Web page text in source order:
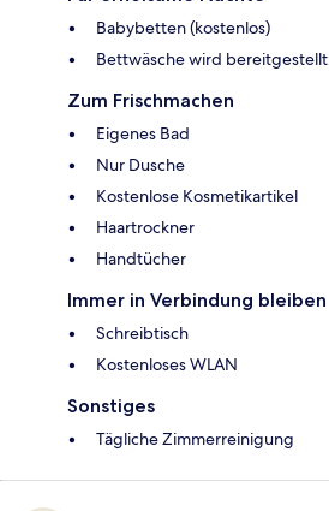
Babybetten (kostenlos)
Bettwäsche wird bereitgestellt
Zum Frischmachen
Eigenes Bad
Nur Dusche
Kostenlose Kosmetikartikel
Haartrockner
Handtücher
Immer in Verbindung bleiben
Schreibtisch
Kostenloses WLAN
Sonstiges
Tägliche Zimmerreinigung